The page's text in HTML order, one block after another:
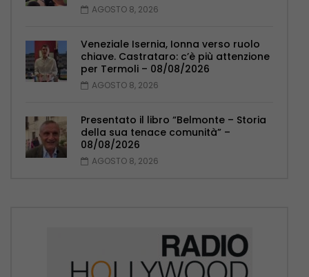
AGOSTO 8, 2026
Veneziale Isernia, Ionna verso ruolo
chiave. Castrataro: c’è più attenzione
per Termoli – 08/08/2026
AGOSTO 8, 2026
Presentato il libro “Belmonte – Storia
della sua tenace comunità” –
08/08/2026
AGOSTO 8, 2026